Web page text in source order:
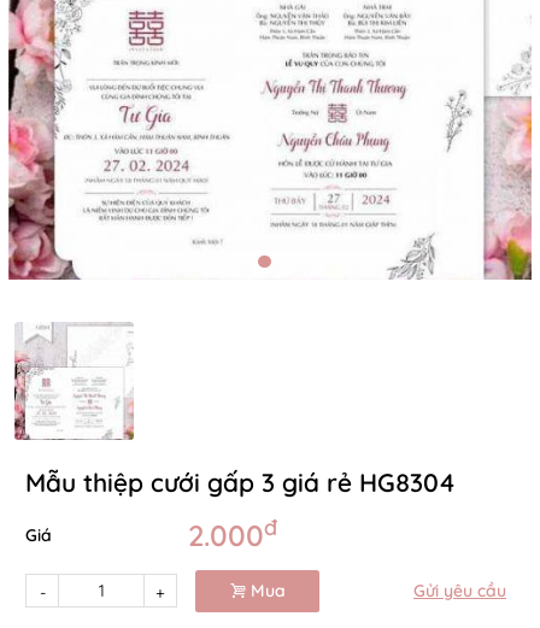
Mẫu thiệp cưới gấp 3 giá rẻ HG8304
Giá 2.000đ
- + Mua Gửi yêu cầu